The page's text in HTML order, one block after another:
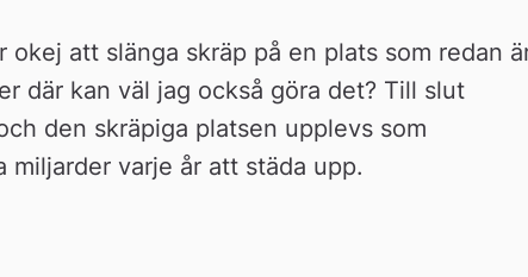
att slänga skräp på en plats som redan
där kan väl jag också göra det? Till slut
den skräpiga platsen upplevs som
miljarder varje år att städa upp.